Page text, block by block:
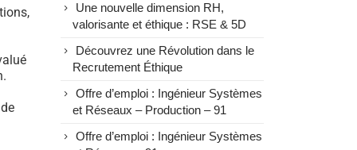
Une nouvelle dimension RH,
valorisante et éthique : RSE & 5D
Découvrez une Révolution dans le
Recrutement Éthique
Offre d’emploi : Ingénieur Systèmes
et Réseaux – Production – 91
Offre d’emploi : Ingénieur Systèmes